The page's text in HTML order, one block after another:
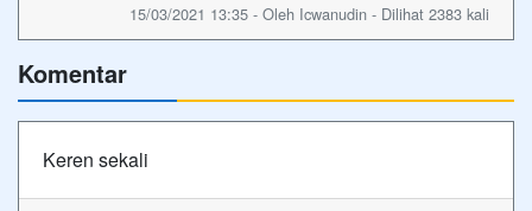
15/03/2021 13:35 - Oleh Icwanudin - Dilihat 2383 kali
Komentar
Keren sekali